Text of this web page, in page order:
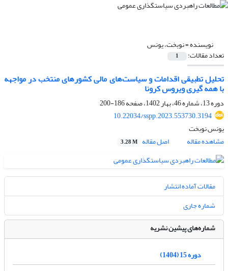
نویسنده =نوبخت، یونس
تعداد مقالات: 1
تحلیل تطبیقی اقدامات و سیاست‌های مالی کشورهای منتخب در مواجهه
با همه گیری ویروس کرونا
دوره 13، شماره 46، بهار 1402، صفحه
186-200
10.22034/sspp.2023.553730.3194
یونس نوبخت
مشاهده مقاله
اصل مقاله 3.28 M
مقالات آماده انتشار
شماره جاری
شماره‌های پیشین نشریه
دوره 15 (1404)